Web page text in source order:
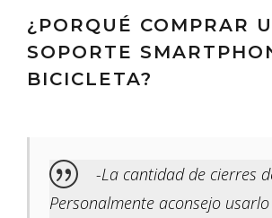
¿PORQUÉ COMPRAR
SOPORTE
BICICLETA?
-La cantidad de cierres
Personalmente aconsejo